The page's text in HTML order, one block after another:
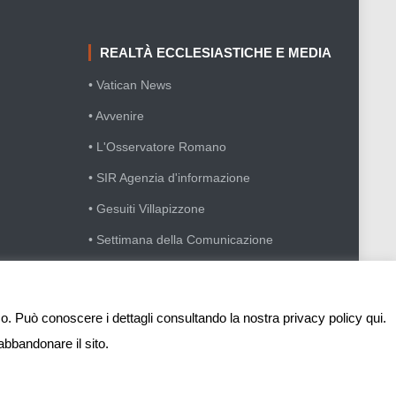
REALTÀ ECCLESIASTICHE E MEDIA
• Vatican News
• Avvenire
• L'Osservatore Romano
• SIR Agenzia d'informazione
• Gesuiti Villapizzone
• Settimana della Comunicazione
Può conoscere i dettagli consultando la nostra privacy policy qui.
il sito.